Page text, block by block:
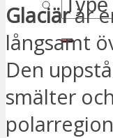
Glaciärär
långsamt
Den
smälter